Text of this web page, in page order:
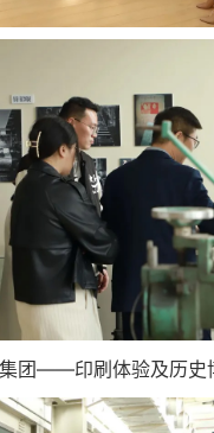
团——印刷体验及历史